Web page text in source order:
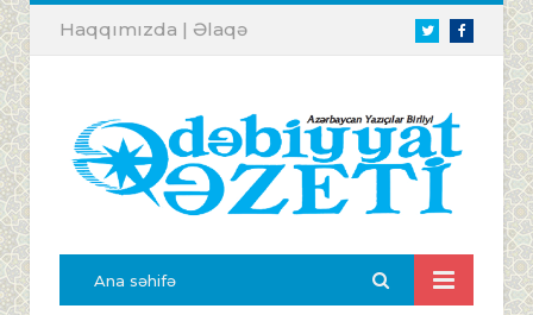
TwitterFacebook
Haqqımızda | Əlaqə
Ana səhifə